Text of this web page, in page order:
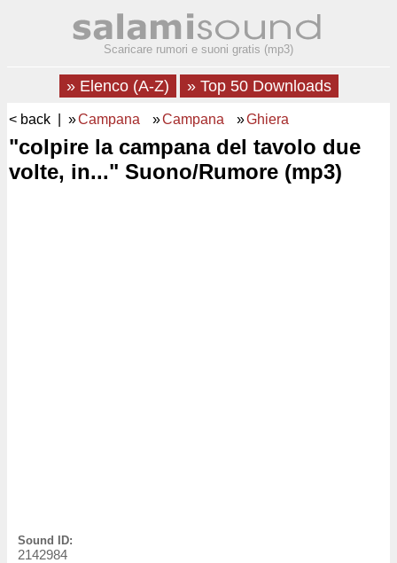
Scaricare rumori e suoni gratis (mp3)
» Elenco (A-Z) » Top 50 Downloads
< back | »Campana »Campana »Ghiera
"colpire la campana del tavolo due
volte, in..." Suono/Rumore (mp3)
Sound ID:
2142984